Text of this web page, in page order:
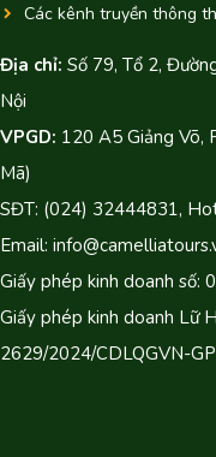
Các kênh truyền thông
Địa chỉ: Số 79, Tổ 2,
Nội
VPGD: 120 A5 Giảng Võ,
Mã)
SĐT: (024) 32444831,
Email:
Giấy phép kinh doanh số:
Giấy phép kinh doanh Lữ
2629/2024/CDLQGVN-